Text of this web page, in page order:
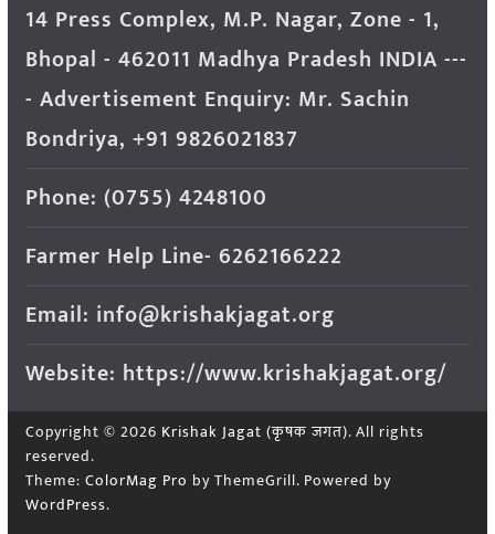
14 Press Complex, M.P. Nagar, Zone - 1,
Bhopal - 462011 Madhya Pradesh INDIA ---
- Advertisement Enquiry: Mr. Sachin
Bondriya, +91 9826021837
Phone: (0755) 4248100
Farmer Help Line- 6262166222
Email: info@krishakjagat.org
Website: https://www.krishakjagat.org/
Copyright © 2026 Krishak Jagat (कृषक जगत). All rights
reserved.
Theme: ColorMag Pro by ThemeGrill. Powered by
WordPress.